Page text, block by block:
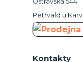
Petřvald u
Kontakty